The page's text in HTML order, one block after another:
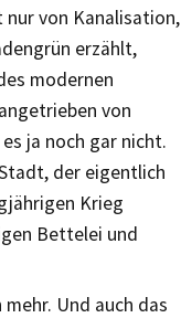
von Kanalisation,
erzählt,
modernen
von
ja noch gar nicht.
der eigentlich
Krieg
Bettelei und
Und auch das